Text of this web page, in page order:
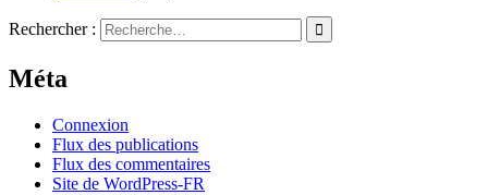
Rechercher :
Méta
Connexion
Flux des publications
Flux des commentaires
Site de WordPress-FR